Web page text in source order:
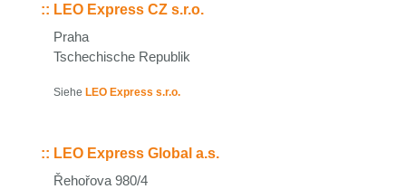
:: LEO Express CZ s.r.o.
Praha
Tschechische Republik
Siehe LEO Express s.r.o.
:: LEO Express Global a.s.
Řehořova 980/4